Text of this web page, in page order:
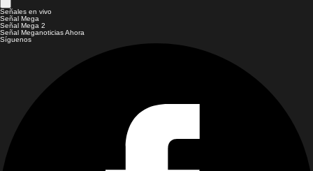
Señales en vivo
Señal Mega
Señal Mega 2
Señal Meganoticias Ahora
Síguenos